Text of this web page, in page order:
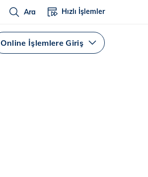
Ara Hızlı İşlemler
Online İşlemlere Giriş